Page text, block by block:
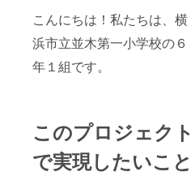
こんにちは！私たちは、横
浜市立並木第一小学校の６
年１組です。
このプロジェクト
で実現したいこと